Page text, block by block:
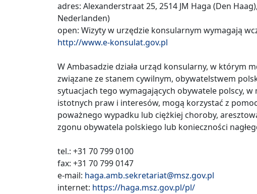
adres: Alexanderstraat 25, 2514 JM Haga (Den
Nederlanden)
open: Wizyty w urzędzie konsularnym wymagają
http://www.e-konsulat.gov.pl
W Ambasadzie działa urząd konsularny, w którym
związane ze stanem cywilnym, obywatelstwem
sytuacjach tego wymagających obywatele polscy,
istotnych praw i interesów, mogą korzystać z
poważnego wypadku lub ciężkiej choroby,
zgonu obywatela polskiego lub konieczności
tel.: +31 70 799 0100
fax: +31 70 799 0147
e-mail: haga.amb.sekretariat@msz.gov.pl
internet: https://haga.msz.gov.pl/pl/